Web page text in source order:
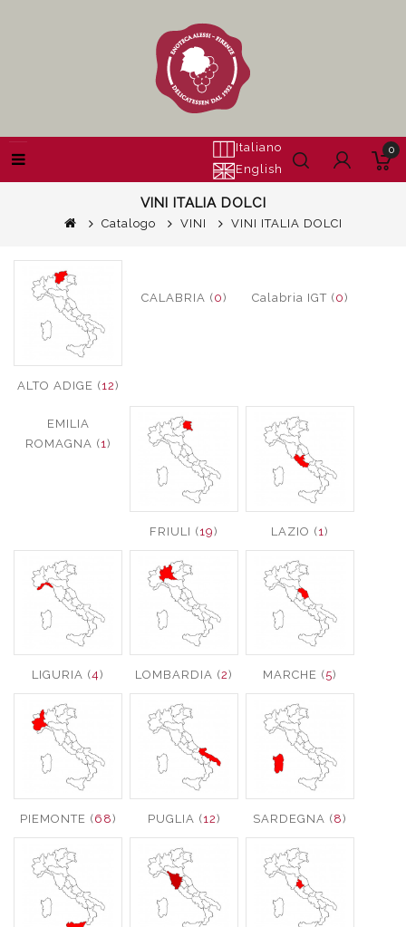
Italiano
English
0
VINI ITALIA DOLCI
Catalogo VINI VINI ITALIA DOLCI
ALTO ADIGE (12)
CALABRIA (0) Calabria IGT (0)
EMILIA
ROMAGNA (1 )
FRIULI (19) LAZIO (1 )
LIGURIA (4) LOMBARDIA (2) MARCHE (5)
PIEMONTE (68) PUGLIA (12) SARDEGNA (8)